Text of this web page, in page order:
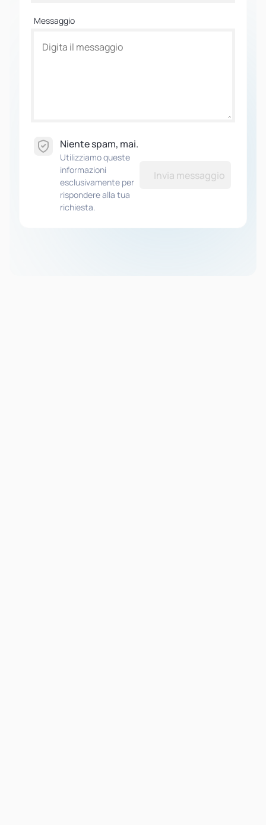
Messaggio
Niente spam, mai.
Utilizziamo queste
informazioni
esclusivamente per
rispondere alla tua
richiesta.
Invia messaggio